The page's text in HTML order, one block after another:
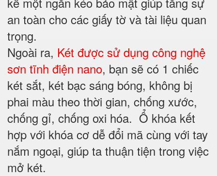
an toàn cho các giấy tờ và tài liệu quan
trọng.
Ngoài ra, Két được sử dụng công nghệ
sơn tĩnh điện nano, bạn sẽ có 1 chiếc
két sắt, két bạc sáng bóng, không bị
phai màu theo thời gian, chống xước,
chống gỉ, chống oxi hóa. Ổ khóa kết
hợp với khóa cơ dễ đổi mã cùng với tay
nắm ngoại, giúp ta thuận tiện trong việc
mở két.